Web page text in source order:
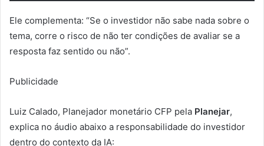
Ele complementa: “Se o investidor não sabe nada sobre o
tema, corre o risco de não ter condições de avaliar se a
resposta faz sentido ou não”.
Publicidade
Luiz Calado, Planejador monetário CFP pela Planejar,
explica no áudio abaixo a responsabilidade do investidor
dentro do contexto da IA: